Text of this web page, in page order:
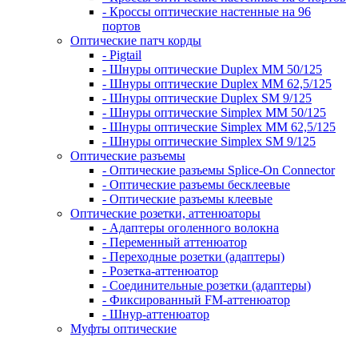
- Кроссы оптические настенные на 96
портов
Оптические патч корды
- Pigtail
- Шнуры оптические Duplex MM 50/125
- Шнуры оптические Duplex MM 62,5/125
- Шнуры оптические Duplex SM 9/125
- Шнуры оптические Simplex MM 50/125
- Шнуры оптические Simplex MM 62,5/125
- Шнуры оптические Simplex SM 9/125
Оптические разъемы
- Оптические разъемы Splice-On Connector
- Оптические разъемы бесклеевые
- Оптические разъемы клеевые
Оптические розетки, аттенюаторы
- Адаптеры оголенного волокна
- Переменный аттенюатор
- Переходные розетки (адаптеры)
- Розетка-аттенюатор
- Соединительные розетки (адаптеры)
- Фиксированный FM-аттенюатор
- Шнур-аттенюатор
Муфты оптические